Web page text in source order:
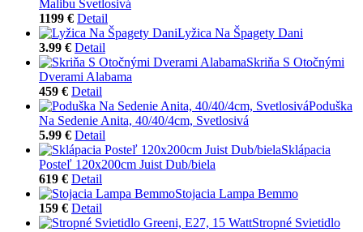
Malibu Svetlosivá
1199 € Detail
Lyžica Na Špagety Dani
3.99 € Detail
Skriňa S Otočnými
Dverami Alabama
459 € Detail
Poduška
Na Sedenie Anita, 40/40/4cm, Svetlosivá
5.99 € Detail
Sklápacia
Posteľ 120x200cm Juist Dub/biela
619 € Detail
Stojacia Lampa Bemmo
159 € Detail
Stropné Svietidlo